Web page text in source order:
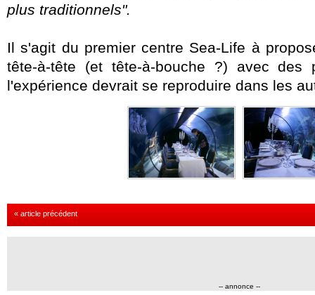
plus traditionnels".
Il s'agit du premier centre Sea-Life à
tête-à-tête (et tête-à-bouche ?) avec des
l'expérience devrait se reproduire dans les
« article précédent
-- annonce --